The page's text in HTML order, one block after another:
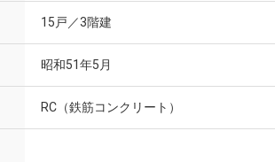
15戸／3階建
昭和51年5月
RC（鉄筋コンクリート）